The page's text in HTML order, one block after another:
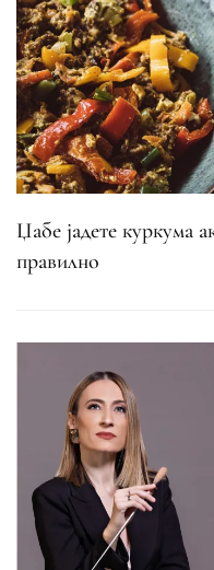
Џабе јадете куркума
правилно